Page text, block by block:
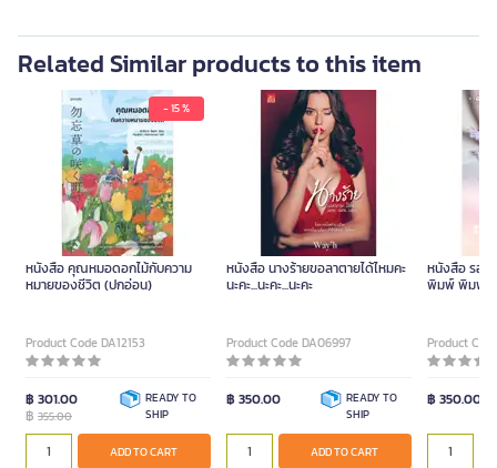
Related Similar products to this item
- 15 %
หนังสือ คุณหมอดอกไม้กับความ
หมายของชีวิต (ปกอ่อน)
Product Code DA12153
฿ 301.00
฿ 355.00
READY TO
SHIP
ADD TO CART
หนังสือ นางร้ายขอลาตายได้ไหมคะ
นะคะ...นะคะ...นะคะ
Product Code DA06997
฿ 350.00
READY TO
SHIP
ADD TO CART
หนังสือ รอใ
พิมพ์ พิมพ์ค
Product
฿ 350.00